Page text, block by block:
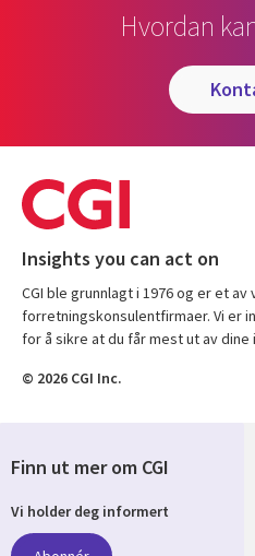
Hvordan
Insights you can act on
CGI ble grunnlagt i 1976 og er et
forretningskonsulentfirmaer. Vi er
for å sikre at du får mest ut av dine
© 2026 CGI Inc.
Finn ut mer om CGI
Vi holder deg informert